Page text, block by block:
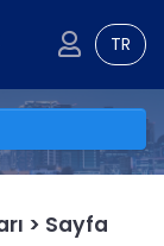
TR
> Sayfa